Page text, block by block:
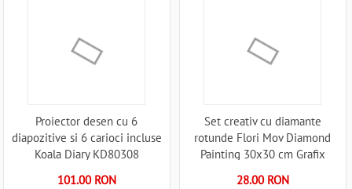
Proiector desen cu 6
diapozitive si 6 carioci incluse
Koala Diary KD80308
101.00 RON
Set creativ cu diamante
rotunde Flori Mov Diamond
Painting 30x30 cm Grafix
28.00 RON